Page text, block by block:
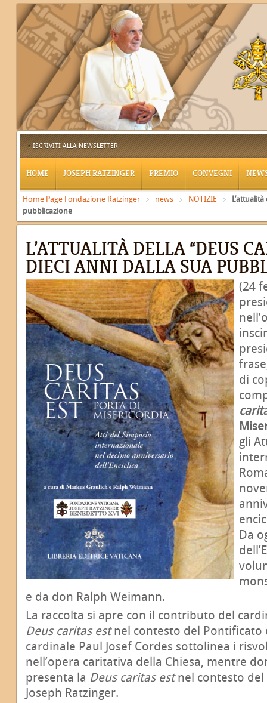
ISCRIVITI ALLA NEWSLETTER
HOME JOSEPH RATZINGER PREMIO CONVEGNI
Home Page Fondazione Ratzinger news NOTIZIE
pubblicazione
L’ATTUALITÀ DELLA “DEUS
DIECI ANNI DALLA SUA
(24
di
gli
Da
e da don Ralph Weimann.
La raccolta si apre con il contributo del
Deus caritas estnel contesto del Pontificato
cardinale Paul Josef Cordes sottolinea i
nell’opera caritativa della Chiesa, mentre
presenta la Deus caritas estnel contesto del
Joseph Ratzinger.